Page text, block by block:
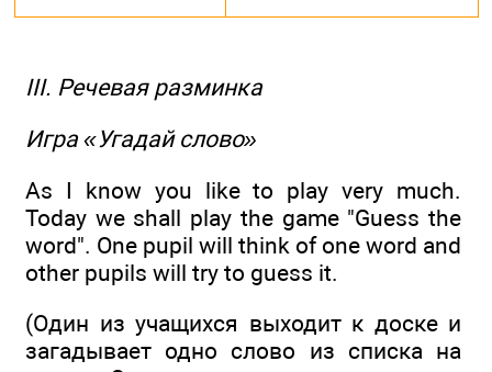
III. Речевая разминка
Игра «Угадай слово»
As I know you like to play very much.
Today we shall play the game "Guess the
word". One pupil will think of one word and
other pupils will try to guess it.
(Один из учащихся выходит к доске и
загадывает одно слово из списка на